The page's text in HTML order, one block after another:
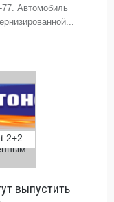
77. Автомобиль
выпустить